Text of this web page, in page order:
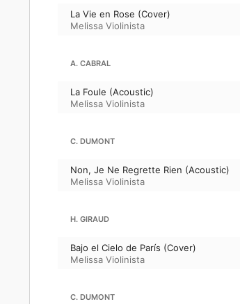
La Vie en Rose (Cover)
Melissa Violinista
A. CABRAL
La Foule (Acoustic)
Melissa Violinista
C. DUMONT
Non, Je Ne Regrette Rien (Acoustic)
Melissa Violinista
H. GIRAUD
Bajo el Cielo de París (Cover)
Melissa Violinista
C. DUMONT